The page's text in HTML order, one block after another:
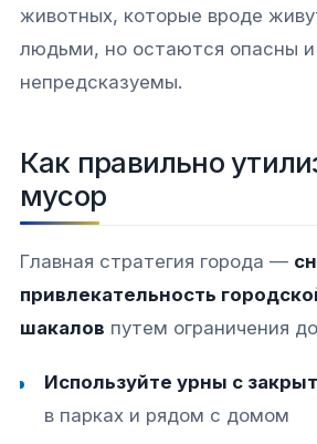
животных, которые вроде
людьми, но остаются опасны и
непредсказуемы.
Как правильно
мусор
Главная стратегия города —
привлекательность
шакалов путем ограничения
Используйте урны с
в парках и рядом с домом